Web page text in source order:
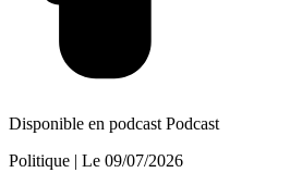
Disponible en podcast Podcast
Politique | Le 09/07/2026